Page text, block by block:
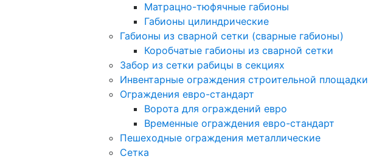
Матрацно-тюфячные габионы
Габионы цилиндрические
Габионы из сварной сетки (сварные габионы)
Коробчатые габионы из сварной сетки
Забор из сетки рабицы в секциях
Инвентарные ограждения строительной площадки
Ограждения евро-стандарт
Ворота для ограждений евро
Временные ограждения евро-стандарт
Пешеходные ограждения металлические
Сетка